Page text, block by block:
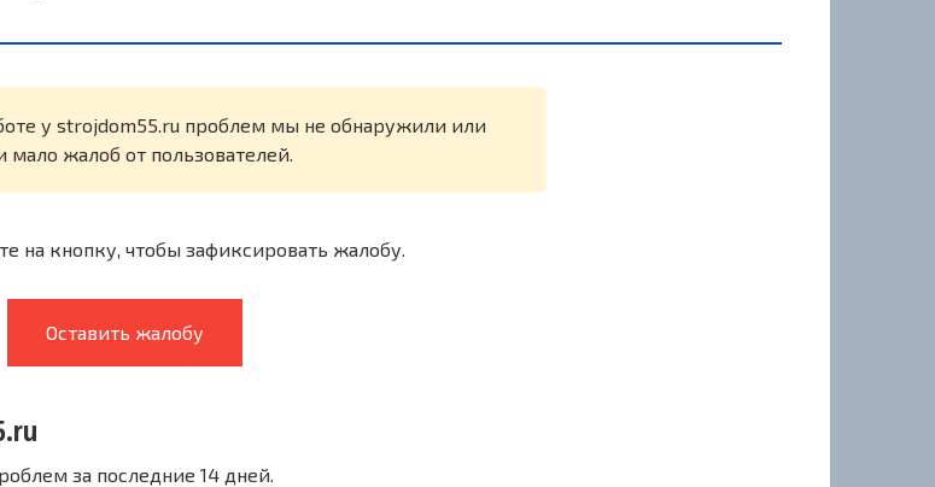
у strojdom55.ru проблем мы не обнаружили или
мало жалоб от пользователей.
на кнопку, чтобы зафиксировать жалобу.
Оставить жалобу
за последние 14 дней.